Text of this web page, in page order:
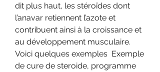
dit plus haut, les stéroïdes dont
l’anavar retiennent l’azote et
contribuent ainsi à la croissance et
au développement musculaire.
Voici quelques exemples  Exemple
de cure de steroide, programme